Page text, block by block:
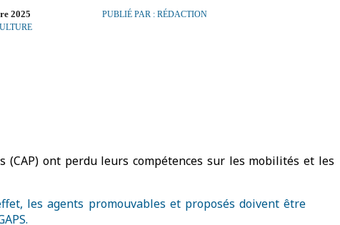
2025
PUBLIÉ PAR : RÉDACTION
ont perdu leurs compétences sur les mobilités et les
les agents promouvables et proposés doivent être